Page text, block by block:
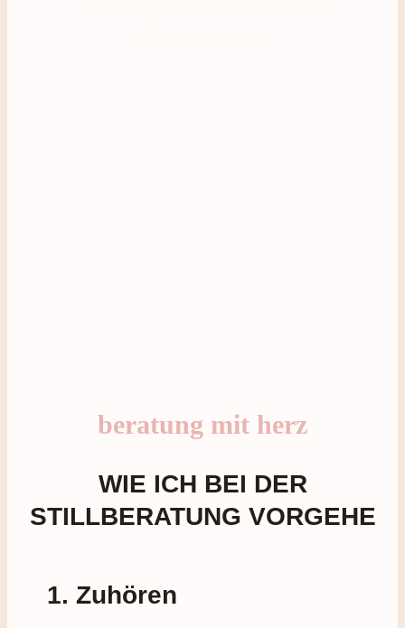
beratung mit herz
WIE ICH BEI DER
STILLBERATUNG VORGEHE
1. Zuhören